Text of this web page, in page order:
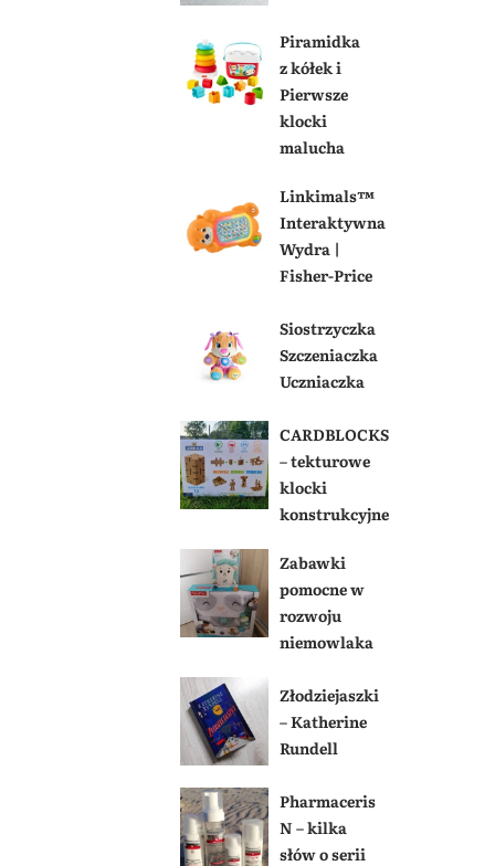
Piramidka
z kółek i
Pierwsze
klocki
malucha
Linkimals™
Interaktywna
Wydra |
Fisher-Price
Siostrzyczka
Szczeniaczka
Uczniaczka
CARDBLOCKS
– tekturowe
klocki
konstrukcyjne
Zabawki
pomocne w
rozwoju
niemowlaka
Złodziejaszki
– Katherine
Rundell
Pharmaceris
N – kilka
słów o serii